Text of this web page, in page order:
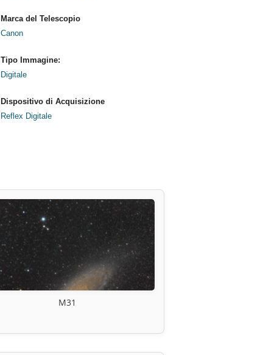
Marca del Telescopio
Canon
Tipo Immagine:
Digitale
Dispositivo di Acquisizione
Reflex Digitale
M31